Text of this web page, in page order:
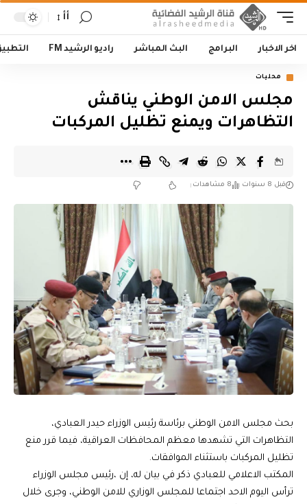
أأ
اخر الاخبار البرامج البث المباشر راديو الرشيد FM
محليات
مجلس الامن الوطني يناقش
التظاهرات ويمنع تظليل المركبات
قبل 8 سنوات 8 مشاهدات
بحث مجلس الامن الوطني برئاسة رئيس الوزراء حيدر العبادي،
التظاهرات التي تشهدها معظم المحافظات العراقية، فيما قرر منع
تظليل المركبات باستثناء الموافقات.
المكتب الاعلامي للعبادي ذكر في بيان له، إن ،رئيس مجلس الوزراء
ترأس اليوم الاحد اجتماعا للمجلس الوزاري للامن الوطني، وجرى خلال